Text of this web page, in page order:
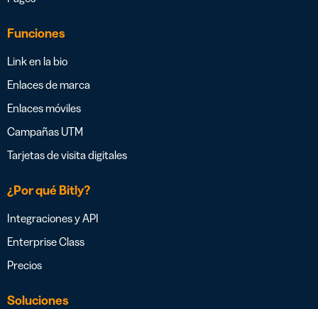
Funciones
Link en la bio
Enlaces de marca
Enlaces móviles
Campañas UTM
Tarjetas de visita digitales
¿Por qué Bitly?
Integraciones y API
Enterprise Class
Precios
Soluciones